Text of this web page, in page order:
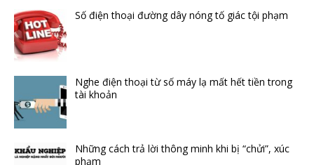
Số điện thoại đường dây nóng tố giác tội phạm
Nghe điện thoại từ số máy lạ mất hết tiền trong
tài khoản
Những cách trả lời thông minh khi bị “chửi”, xúc
phạm